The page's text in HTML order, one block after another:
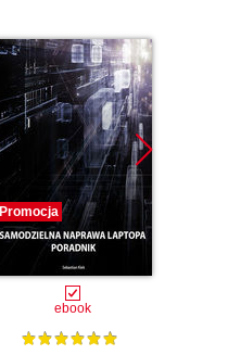
Promocja
ebook